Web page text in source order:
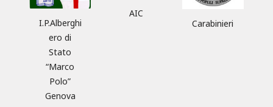
I.P.Alberghi
ero di
Stato
“Marco
Polo”
Genova
AIC
Carabinieri